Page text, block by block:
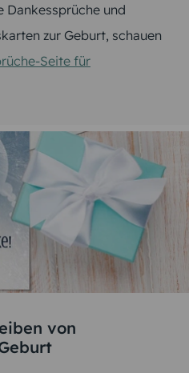
Dankessprüche und
zur Geburt, schauen
Seite für
von